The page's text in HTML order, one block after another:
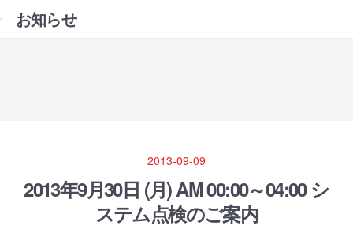
お知らせ
2013-09-09
2013年9月30日 (月) AM 00:00～04:00 シ
ステム点検のご案内